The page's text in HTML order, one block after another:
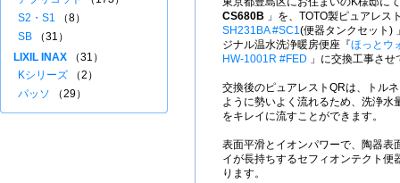
CS680B 」を、TOTO製ピュアレス
SH231BA #SC1(便器タンクセット)
ジナル温水洗浄暖房便座『ほっとウ
HW-1001R #FED 」に交換工事さ
交換後のピュアレストQRは、トル
ように勢いよく流れるため、洗浄水
をキレイに流すことができます。
表面平滑とイオンパワーで、陶器表
イが長持ちするセフィオンテクト便
ります。
S2・S1 （8）
SB （31）
LIXIL INAX （31）
Kシリーズ （2）
パッソ （29）